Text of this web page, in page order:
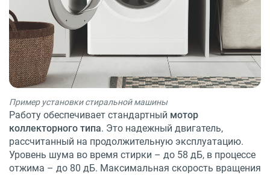
Пример установки стиральной машины
Работу обеспечивает стандартный мотор
коллекторного типа. Это надежный двигатель,
рассчитанный на продолжительную эксплуатацию.
Уровень шума во время стирки – до 58 дБ, в процессе
отжима – до 80 дБ. Максимальная скорость вращения